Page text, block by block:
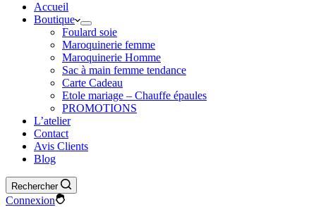
Accueil
Boutique
Foulard soie
Maroquinerie femme
Maroquinerie Homme
Sac à main femme tendance
Carte Cadeau
Etole mariage – Chauffe épaules
PROMOTIONS
L’atelier
Contact
Avis Clients
Blog
Rechercher
Connexion